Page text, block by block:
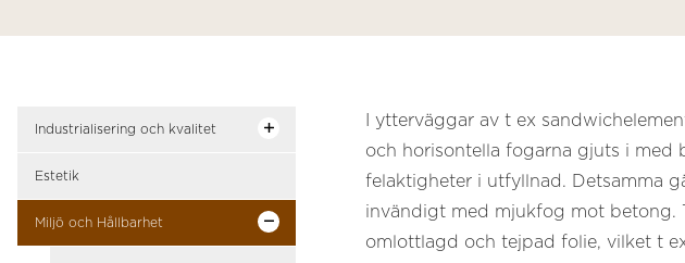
Industrialisering och kvalitet
Estetik
Miljö och Hållbarhet
I ytterväggar av t ex
och horisontella fogarna gjuts i
felaktigheter i utfyllnad. Detsamma
invändigt med mjukfog mot betong.
omlottlagd och tejpad folie, vilket t